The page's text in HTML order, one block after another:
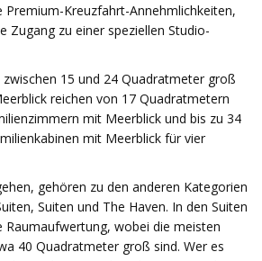
Premium-Kreuzfahrt-Annehmlichkeiten,
Zugang zu einer speziellen Studio-
15 und 24 Quadratmeter groß
reichen von 17 Quadratmetern
mit Meerblick und bis zu 34
mit Meerblick für vier
gehören zu den anderen Kategorien
Suiten und The Haven. In den Suiten
Raumaufwertung, wobei die meisten
40 Quadratmeter groß sind. Wer es